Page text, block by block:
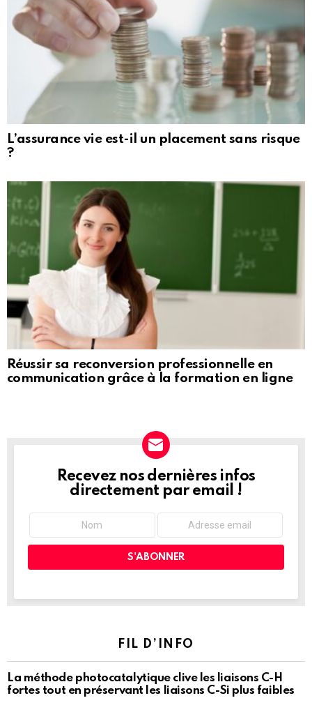
L’assurance vie est-il un placement sans risque
?
Réussir sa reconversion professionnelle en
communication grâce à la formation en ligne
NEWSLETTER
Recevez nos dernières infos
directement par email !
FIL D’INFO
La méthode photocatalytique clive les liaisons C-H
fortes tout en préservant les liaisons C-Si plus faibles